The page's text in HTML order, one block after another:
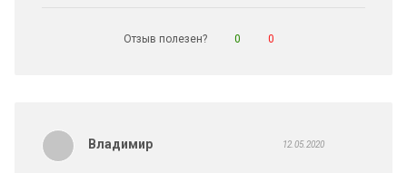
Отзыв полезен? 0 0
Владимир 12.05.2020